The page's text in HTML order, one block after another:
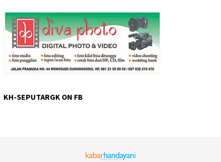
KH-SEPUTARGK ON FB